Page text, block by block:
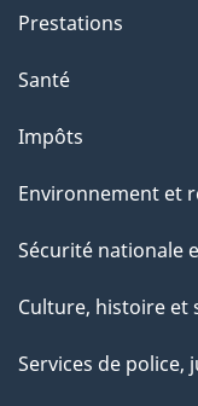
t
e
a
g
e
Prestations
Santé
Impôts
Environnement et
Sécurité nationale
Culture, histoire et
Services de police,